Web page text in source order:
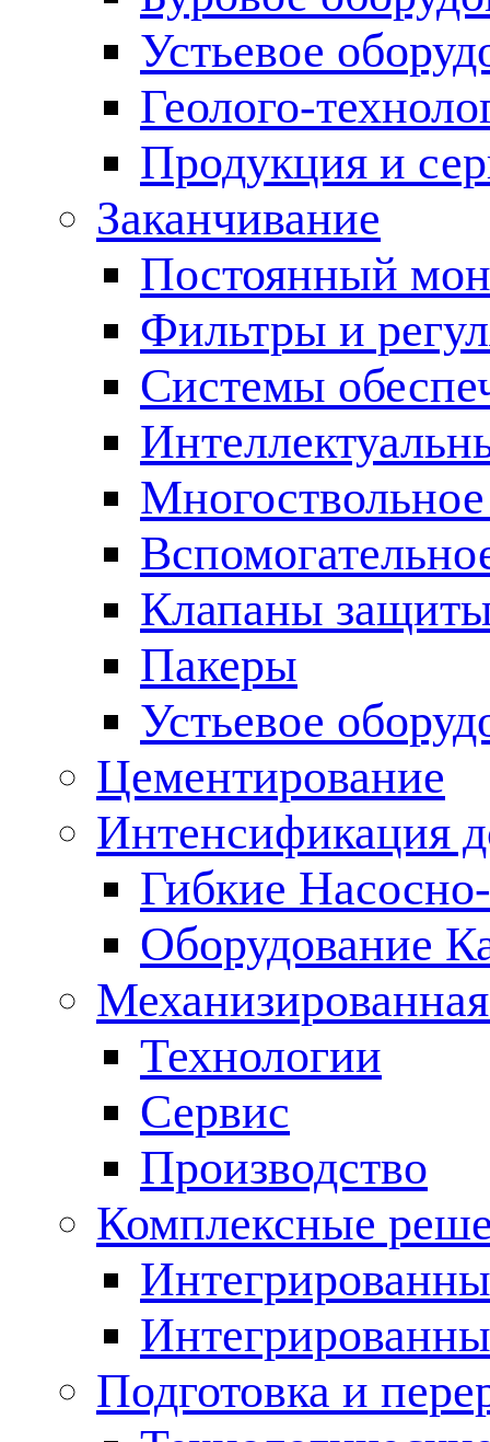
Устьевое
Геолого-
Продукция и
Заканчивание
Постоянный
Фильтры и
Cистемы
Клапаны
Пакеры
Устьевое
Цементирование
Интенсификация
Гибкие
Оборудование
Технологии
Сервис
Производство
Комплексные
Подготовка и